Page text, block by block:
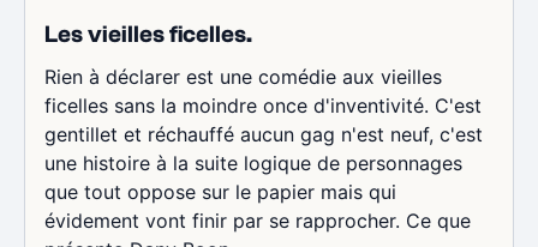
Les vieilles ficelles.
Rien à déclarer est une comédie aux vieilles
ficelles sans la moindre once d'inventivité. C'est
gentillet et réchauffé aucun gag n'est neuf, c'est
une histoire à la suite logique de personnages
que tout oppose sur le papier mais qui
évidement vont finir par se rapprocher. Ce que